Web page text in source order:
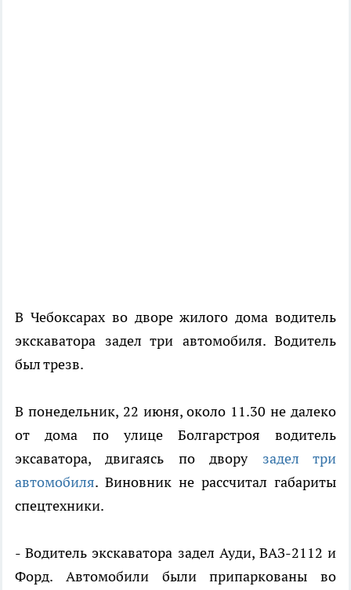
В Чебоксарах во дворе жилого дома водитель
экскаватора задел три автомобиля. Водитель
был трезв.
В понедельник, 22 июня, около 11.30 не далеко
от дома по улице Болгарстроя водитель
эксаватора, двигаясь по двору задел три
автомобиля. Виновник не рассчитал габариты
спецтехники.
- Водитель экскаватора задел Ауди, ВАЗ-2112 и
Форд. Автомобили были припаркованы во